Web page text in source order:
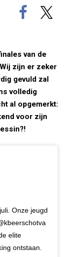
van de
zijn er zeker
gevuld zal
volledig
al opgemerkt:
voor zijn
Onze jeugd
elite
ontstaan.